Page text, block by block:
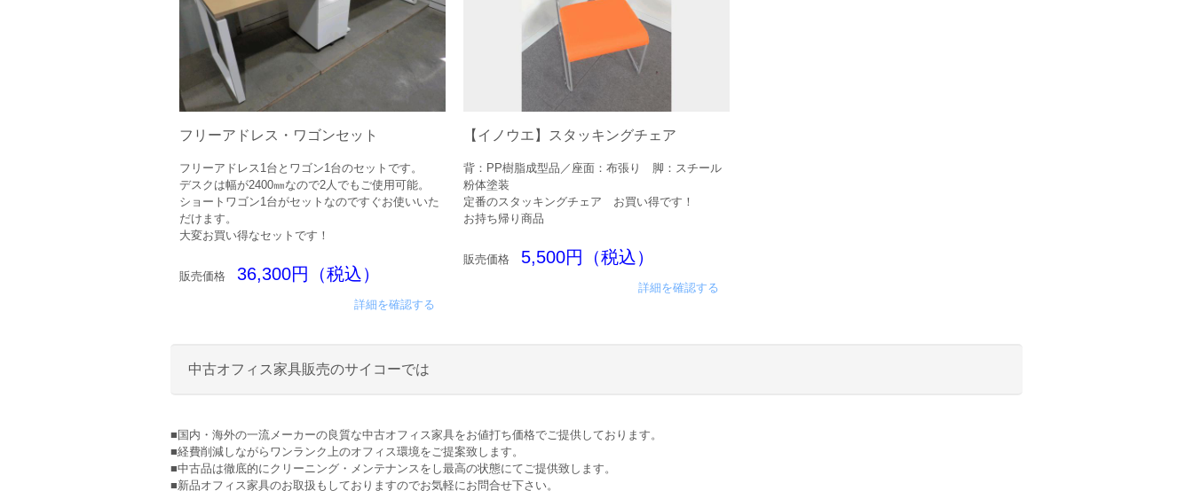
フリーアドレス・ワゴンセット
フリーアドレス1台とワゴン1台のセットです。
デスクは幅が2400㎜なので2人でもご使用可能。
ショートワゴン1台がセットなのですぐお使いいた
だけます。
大変お買い得なセットです！
販売価格 36,300円（税込）
詳細を確認する
【イノウエ】スタッキングチェア
背：PP樹脂成型品／座面：布張り 脚：スチール
粉体塗装
定番のスタッキングチェア お買い得です！
お持ち帰り商品
販売価格 5,500円（税込）
詳細を確認する
中古オフィス家具販売のサイコーでは
■国内・海外の一流メーカーの良質な中古オフィス家具をお値打ち価格でご提供しております。
■経費削減しながらワンランク上のオフィス環境をご提案致します。
■中古品は徹底的にクリーニング・メンテナンスをし最高の状態にてご提供致します。
■新品オフィス家具のお取扱もしておりますのでお気軽にお問合せ下さい。